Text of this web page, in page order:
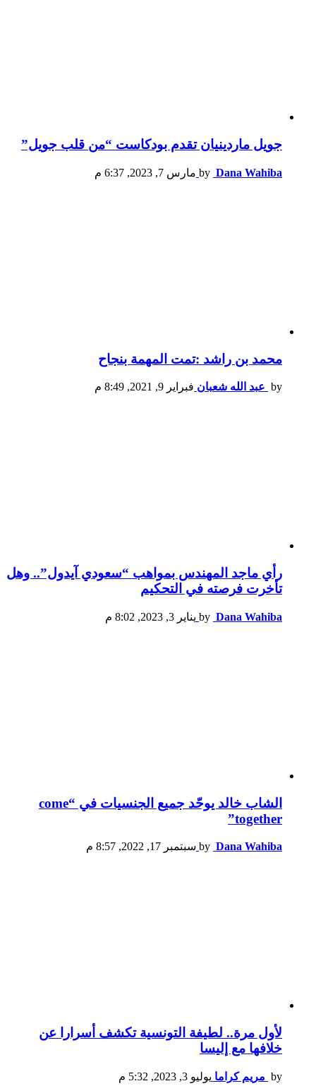
جويل ماردينيان تقدم بودكاست “من قلب جويل”
by Dana Wahiba مارس 7, 2023, 6:37 م
محمد بن راشد :تمت المهمة بنجاح
by عبد الله شعبان فبراير 9, 2021, 8:49 م
رأي ماجد المهندس بمواهب “سعودي آيدول”.. وهل
تأخرت فرصته في التحكيم
by Dana Wahiba يناير 3, 2023, 8:02 م
الشاب خالد يوحّد جميع الجنسيات في “come
together”
by Dana Wahiba سبتمبر 17, 2022, 8:57 م
لأول مرة.. لطيفة التونسية تكشف أسرارا عن
خلافها مع إليسا
by مريم كراما يوليو 3, 2023, 5:32 م